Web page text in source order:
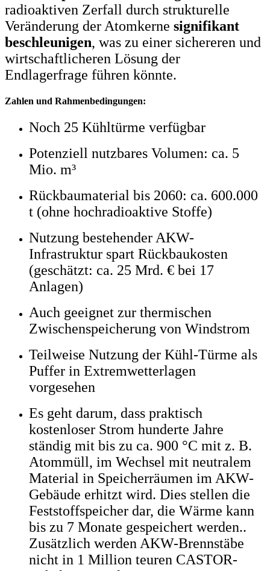
radioaktiven Zerfall durch strukturelle
Veränderung der Atomkerne signifikant
beschleunigen, was zu einer sichereren und
wirtschaftlicheren Lösung der
Endlagerfrage führen könnte.
Zahlen und Rahmenbedingungen:
Noch 25 Kühltürme verfügbar
Potenziell nutzbares Volumen: ca. 5
Mio. m³
Rückbaumaterial bis 2060: ca. 600.000
t (ohne hochradioaktive Stoffe)
Nutzung bestehender AKW-
Infrastruktur spart Rückbaukosten
(geschätzt: ca. 25 Mrd. € bei 17
Anlagen)
Auch geeignet zur thermischen
Zwischenspeicherung von Windstrom
Teilweise Nutzung der Kühl-Türme als
Puffer in Extremwetterlagen
vorgesehen
Es geht darum, dass praktisch
kostenloser Strom hunderte Jahre
ständig mit bis zu ca. 900 °C mit z. B.
Atommüll, im Wechsel mit neutralem
Material in Speicherräumen im AKW-
Gebäude erhitzt wird. Dies stellen die
Feststoffspeicher dar, die Wärme kann
bis zu 7 Monate gespeichert werden..
Zusätzlich werden AKW-Brennstäbe
nicht in 1 Million teuren CASTOR-